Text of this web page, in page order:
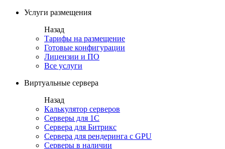
Услуги размещения
Назад
Тарифы на размещение
Готовые конфигурации
Лицензии и ПО
Все услуги
Виртуальные сервера
Назад
Калькулятор серверов
Серверы для 1С
Сервера для Битрикс
Сервера для рендеринга с GPU
Серверы в наличии